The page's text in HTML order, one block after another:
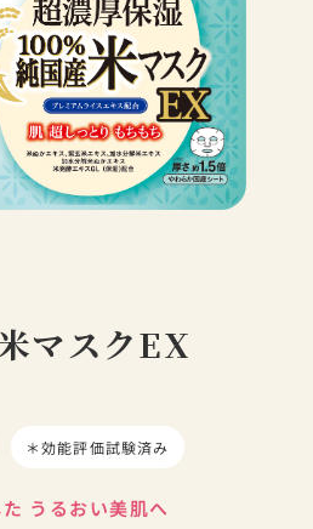
マスクEX
＊効能評価試験済み
うるおい美肌へ